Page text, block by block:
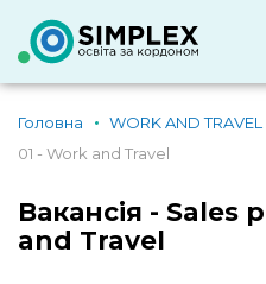
Головна WORK AND TRAVEL
01 - Work and Travel
Вакансія - Sales
and Travel